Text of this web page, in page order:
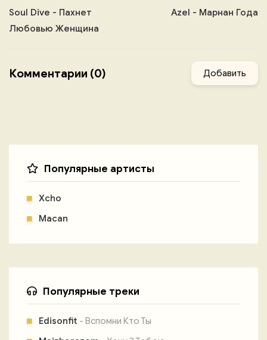
Soul Dive - Пахнет
Любовью Женщина
Azel - Марнан Года
Комментарии (0) Добавить
Популярные артисты
Xcho
Macan
Популярные треки
Edisonfit - Вспомни Кто Ты